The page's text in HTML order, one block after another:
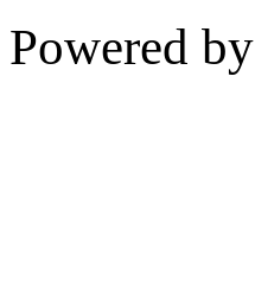
Powered by